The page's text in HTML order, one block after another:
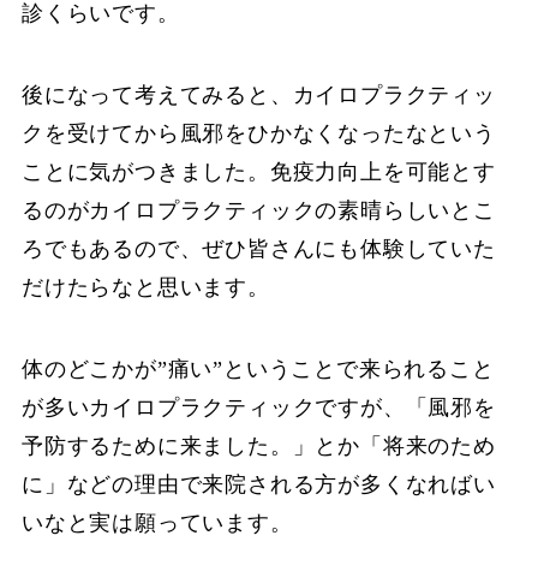
診くらいです。
後になって考えてみると、カイロプラクティッ
クを受けてから風邪をひかなくなったなという
ことに気がつきました。免疫力向上を可能とす
るのがカイロプラクティックの素晴らしいとこ
ろでもあるので、ぜひ皆さんにも体験していた
だけたらなと思います。
体のどこかが”痛い”ということで来られること
が多いカイロプラクティックですが、「風邪を
予防するために来ました。」とか「将来のため
に」などの理由で来院される方が多くなればい
いなと実は願っています。